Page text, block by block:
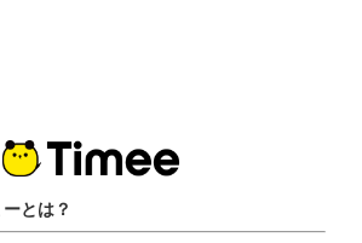
とは？